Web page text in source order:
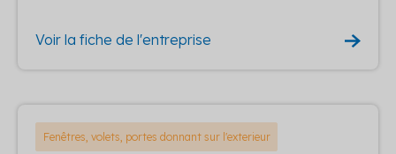
Voir la fiche de l'entreprise
Fenêtres, volets, portes donnant sur l'exterieur